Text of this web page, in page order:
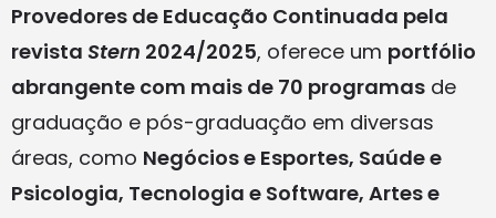
Provedores de Educação Continuada pela
revista Stern 2024/2025, oferece um portfólio
abrangente com mais de 70 programas de
graduação e pós-graduação em diversas
áreas, como Negócios e Esportes, Saúde e
Psicologia, Tecnologia e Software, Artes e